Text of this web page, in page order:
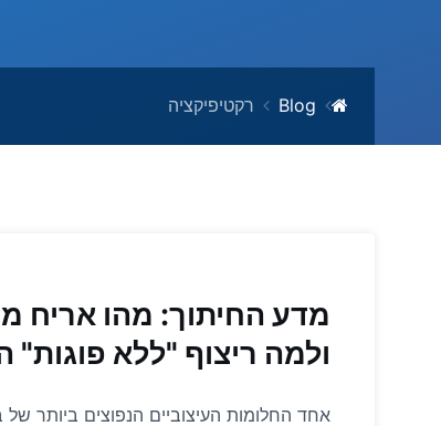
Blog רקטיפיקציה
ולמה ריצוף "ללא פוגות"
אחד החלומות העיצוביים הנפוצים ביותר